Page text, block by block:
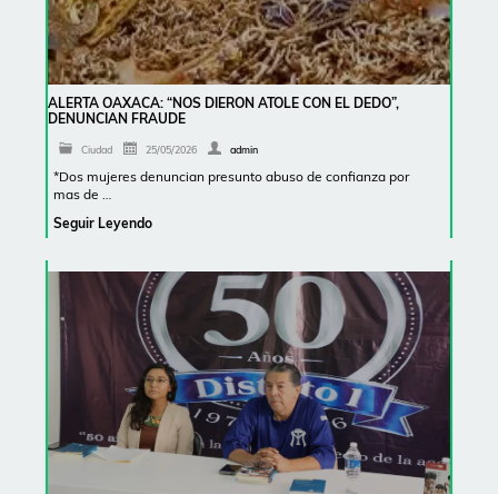
ALERTA OAXACA: “NOS DIERON ATOLE CON EL DEDO”,
DENUNCIAN FRAUDE
Ciudad 25/05/2026 admin
*Dos mujeres denuncian presunto abuso de confianza por
mas de …
Seguir Leyendo